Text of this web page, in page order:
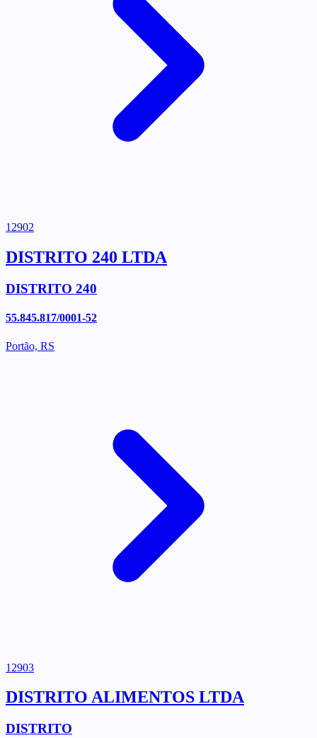
12902
DISTRITO 240 LTDA
DISTRITO 240
55.845.817/0001-52
Portão, RS
12903
DISTRITO ALIMENTOS LTDA
DISTRITO